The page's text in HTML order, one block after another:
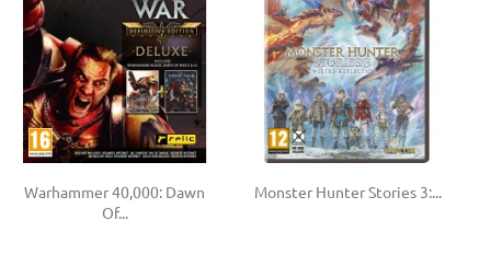
Warhammer 40,000: Dawn
Of...
Monster Hunter Stories 3:...